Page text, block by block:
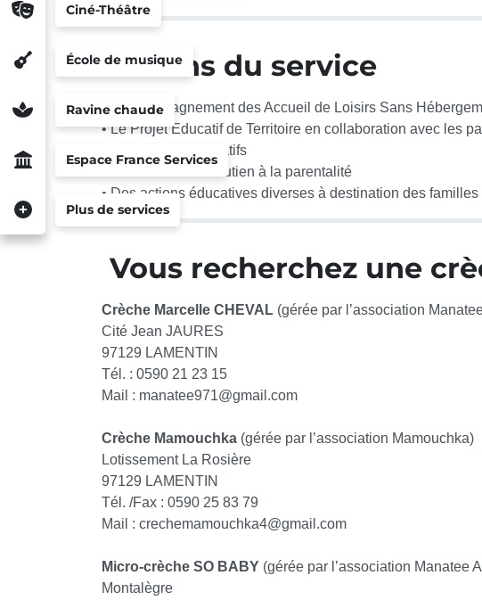
Ciné-Théâtre
École de musique
Ravine chaude
Espace France Services
Plus de services
Actions du service
• L’accompagnement des Accueil de Loisirs Sans
• Le Projet Educatif de Territoire en collaboration avec les
• Des ateliers éducatifs
• Des actions de soutien à la parentalité
• Des actions éducatives diverses à destination des familles
Vous recherchez une
Crèche Marcelle CHEVAL (gérée par l’association
Cité Jean JAURES
97129 LAMENTIN
Tél. : 0590 21 23 15
Mail : manatee971@gmail.com
Crèche Mamouchka (gérée par l’association Mamouchka)
Lotissement La Rosière
97129 LAMENTIN
Tél. /Fax : 0590 25 83 79
Mail : crechemamouchka4@gmail.com
Micro-crèche SO BABY (gérée par l’association Manatee
Montalègre